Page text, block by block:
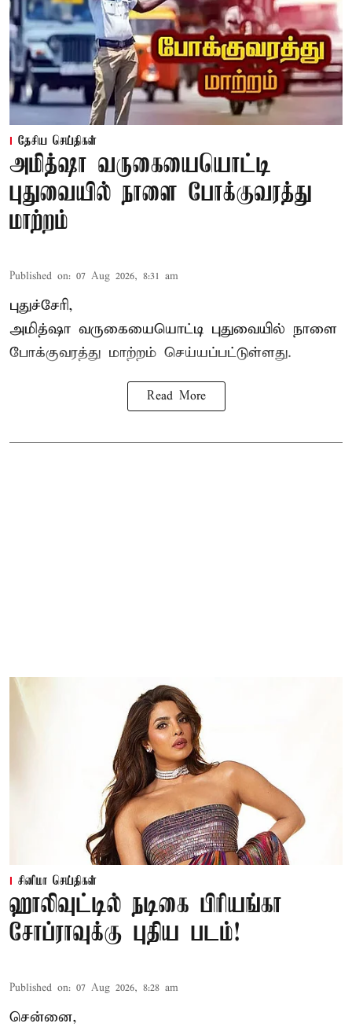
தேசிய செய்திகள்
அமித்ஷா வருகையையொட்டி
புதுவையில் நாளை போக்குவரத்து
மாற்றம்
Published on: 07 Aug 2026, 8:31 am
புதுச்சேரி,
அமித்ஷா வருகையையொட்டி புதுவையில் நாளை
போக்குவரத்து மாற்றம் செய்யப்பட்டுள்ளது.
Read More
சினிமா செய்திகள்
ஹாலிவுட்டில் நடிகை பிரியங்கா
சோப்ராவுக்கு புதிய படம்!
Published on: 07 Aug 2026, 8:28 am
சென்னை,